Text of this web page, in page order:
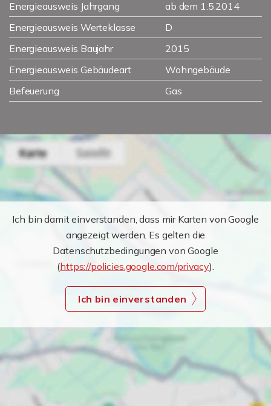
Energieausweis Jahrgang
ab dem 1.5.2014
Energieausweis Werteklasse
D
Energieausweis Baujahr
2015
Energieausweis Gebäudeart
Wohngebäude
Befeuerung
Gas
Ich bin damit einverstanden, dass mir Karten von Google
angezeigt werden. Es gelten die
Datenschutzbedingungen von Google
(https://policies.google.com/privacy).
Ich bin einverstanden